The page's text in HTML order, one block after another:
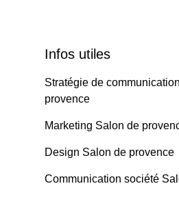
Infos utiles
Stratégie de
provence
Marketing Salon de
Design Salon de provence
Communication société